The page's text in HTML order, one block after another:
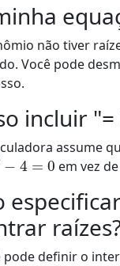
não tiver
Você pode
incluir
assume
−4=0
em vez de
pode definir o